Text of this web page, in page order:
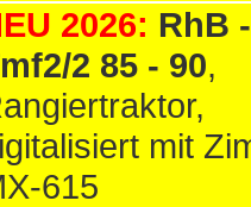
2026: RhB -
2 85 - 90,
mit
615